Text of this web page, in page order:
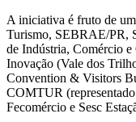
A iniciativa é fruto de
Turismo, SEBRAE/PR,
de Indústria, Comércio
Inovação (Vale dos
Convention & Visitors
COMTUR
Fecomércio e Sesc